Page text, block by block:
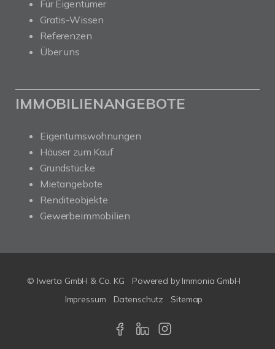
Für Eigentümer
Gratis-Wissen
Referenzen
Über uns
IMMOBILIENANGEBOTE
Eigentumswohnungen
Häuser zum Kauf
Grundstücke
Mietangebote
Renditeobjekte
Gewerbeimmobilien
© Iwerta GmbH & Co. KG Powered by Immonia GmbH
Impressum
Datenschutz Sitemap